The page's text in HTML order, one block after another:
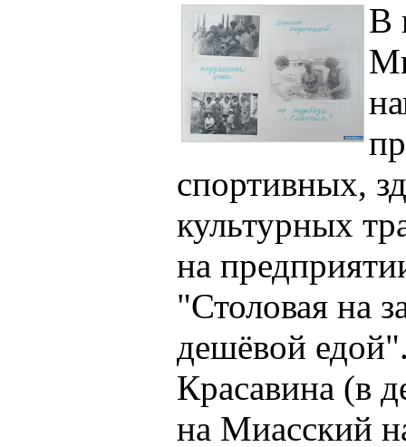
В
спортивных,
культурных
на
"Столовая на
дешёвой
Красавина (в
на Миасский